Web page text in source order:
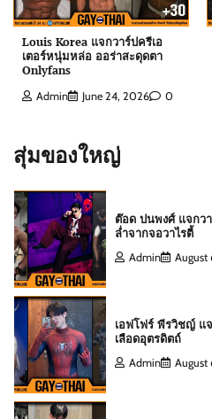
Louis Korea แจกวาร์ปครีเอ
เตอร์หนุ่มหล่อ ออร่าสะดุดตา
Onlyfans
Admin June 24, 2026 0
สุ่มของใหญ่
สกาย พิเชษฐ์ แจก
International
Admin
เอฟโฟร์ พีรวิชญ์ แ
เลือดอุตรดิตถ์
Admin August
ดิว ธีรภัทร แจกวา
ยอดผู้ติดตามหลักล้า
Admin July